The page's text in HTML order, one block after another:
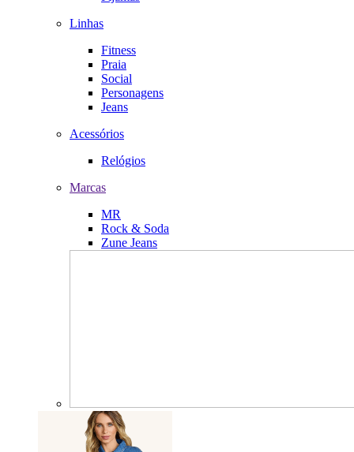
Linhas
Fitness
Praia
Social
Personagens
Jeans
Acessórios
Relógios
Marcas
MR
Rock & Soda
Zune Jeans